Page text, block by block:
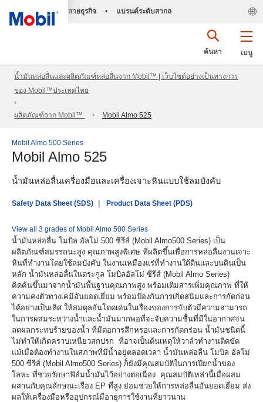
สายธุรกิจ • แบรนด์ระดับสากล
เมนู
ค้นหา
น้ำมันหล่อลื่นและผลิตภัณฑ์หล่อลื่นจาก Mobil™ | เว็บไซต์อย่างเป็นทางการ
ของ Mobil™ประเทศไทย
ผลิตภัณฑ์จาก Mobil™ Mobil Almo 525
Mobil Almo 500 Series
Mobil Almo 525
น้ำมันหล่อลื่นเครื่องมือและเครื่องเจาะหินแบบใช้ลมบังคับ
Safety Data Sheet (SDS) Product Data Sheet (PDS)
View all 3 grades of Mobil Almo 500 Series
น้ำมันหล่อลื่น โมบิล อัลโม่ 500 ซีรีส์ (Mobil Almo500 Series) เป็น
ผลิตภัณฑ์สมรรถนะสูง คุณภาพสูงพิเศษ ที่ผลิตขึ้นเพื่อการหล่อลื่นงานเจาะ
หินที่ทำงานโดยใช้ลมบังคับ ในงานเหมืองแร่ที่ทำงานใต้ดินและบนดินเป็น
หลัก น้ำมันหล่อลื่นในตระกูล โมบิลอัลโม่ ซีรีส์ (Mobil Almo Series)
คิดค้นขึ้นมาจากน้ำมันพื้นฐานคุณภาพสูง พร้อมเติมสารเพิ่มคุณภาพ ที่ให้
ความคงตัวทางเคมีอันยอดเยี่ยม พร้อมป้องกันการเกิดสนิมและการกัดก่อน
ได้อย่างเป็นเลิศ ให้สมดุลอันโดดเด่นในเรื่องของการจับตัวมีความสามารถ
ในการผสมระหว่างน้ำและน้ำมันมากพอที่จะจับความชื้นที่มีในอากาศจน
ลดผลกระทบร้ายของน้ำ ที่มีต่อการสึกหรอและการกัดกร่อน น้ำมันชนิดนี้
ไม่ทำให้เกิดคราบเหนียวสกปรก ที่อาจเป็นต้นเหตุให้วาล์วทำงานติดขัด
แม้เมื่อต้องทำงานในสภาพที่มีน้ำอยู่ตลอดเวลา น้ำมันหล่อลื่น โมบิล อัลโม่
500 ซีรีส์ (Mobil Almo500 Series) ก็ยังมีคุณสมบัติในการเปียกน้ำของ
โลหะ ที่ช่วยรักษาฟิล์มน้ำมันไว้อย่างต่อเนื่อง คุณสมบัติเหล่านี้เมื่อผสม
ผสานกับคุณลักษณะเรื่อง EP ที่สูง ย่อมช่วยให้การหล่อลื่นอันยอดเยี่ยม ส่ง
ผลให้เครื่องมือหรืออุปกรณ์มีอายุการใช้งานที่ยาวนาน